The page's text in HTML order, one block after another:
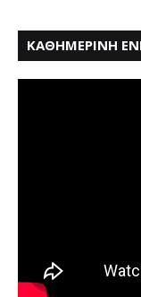
ΚΑΘΗΜΕΡΙΝΗ